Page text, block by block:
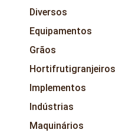
Diversos
Equipamentos
Grãos
Hortifrutigranjeiros
Implementos
Indústrias
Maquinários